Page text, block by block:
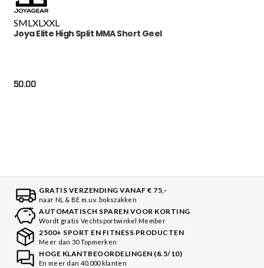
SMLXLXXL
Joya Elite High Split MMA Short Geel
50.00
GRATIS VERZENDING VANAF € 75,-
naar NL & BE m.u.v. bokszakken
AUTOMATISCH SPAREN VOOR KORTING
Wordt gratis Vechtsportwinkel Member
2500+ SPORT EN FITNESS PRODUCTEN
Meer dan 30 Topmerken
HOGE KLANTBEOORDELINGEN (8.5/10)
En meer dan 40.000 klanten